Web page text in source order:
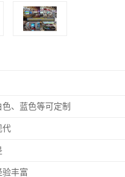
色、蓝色等可定制
代
验丰富